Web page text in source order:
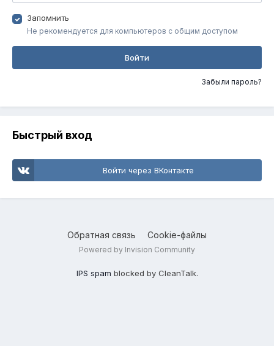
Запомнить
Не рекомендуется для компьютеров с общим доступом
Войти
Забыли пароль?
Быстрый вход
Войти через ВКонтакте
Обратная связь Cookie-файлы
Powered by Invision Community
IPS spam blocked by CleanTalk.